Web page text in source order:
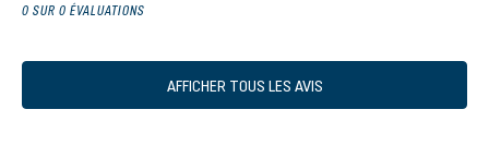
0 SUR 0 ÉVALUATIONS
AFFICHER TOUS LES AVIS